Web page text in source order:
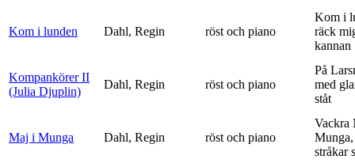
Kom i lunden Dahl, Regin röst och piano
Kom i
räck
kannan
Kompankörer II
(Julia Djuplin)
Dahl, Regin röst och piano
På
med
ståt
Maj i Munga Dahl, Regin röst och piano
Vackra
stråkar